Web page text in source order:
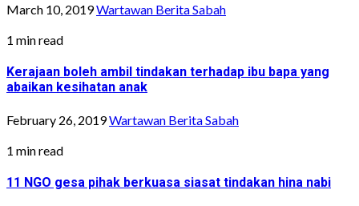
March 10, 2019Wartawan Berita Sabah
1 min read
Kerajaan boleh ambil tindakan terhadap ibu bapa yang
abaikan kesihatan anak
February 26, 2019Wartawan Berita Sabah
1 min read
11 NGO gesa pihak berkuasa siasat tindakan hina nabi